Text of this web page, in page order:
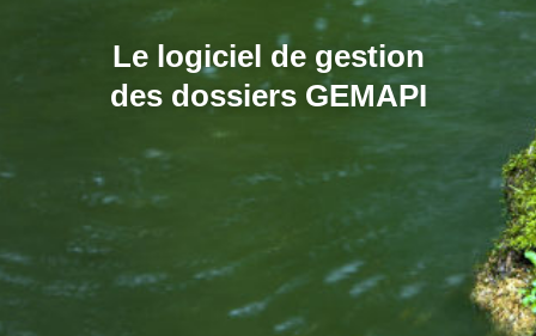
Le logiciel de gestion
des dossiers GEMAPI